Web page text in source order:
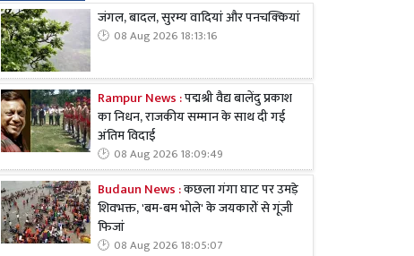
जंगल, बादल, सुरम्य वादियां और पनचक्कियां
08 Aug 2026 18:13:16
Rampur News :पद्मश्री वैद्य बालेंदु प्रकाश
का निधन, राजकीय सम्मान के साथ दी गई
अंतिम विदाई
08 Aug 2026 18:09:49
Budaun News :कछला गंगा घाट पर उमड़े
शिवभक्त, 'बम-बम भोले' के जयकारों से गूंजी
फिजां
08 Aug 2026 18:05:07